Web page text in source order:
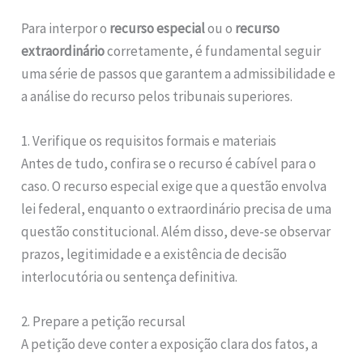
Para interpor o recurso especialou o recurso
extraordináriocorretamente, é fundamental seguir
uma série de passos que garantem a admissibilidade e
a análise do recurso pelos tribunais superiores.
1. Verifique os requisitos formais e materiais
Antes de tudo, confira se o recurso é cabível para o
caso. O recurso especial exige que a questão envolva
lei federal, enquanto o extraordinário precisa de uma
questão constitucional. Além disso, deve-se observar
prazos, legitimidade e a existência de decisão
interlocutória ou sentença definitiva.
2. Prepare a petição recursal
A petição deve conter a exposição clara dos fatos, a